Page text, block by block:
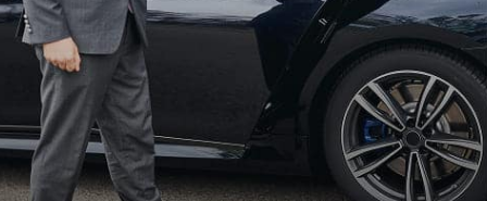
Transports inter-région
Pour vos trajets longue distance, je vous propose un service
de transport inter-régional fiable et confortable. Que ce soit
pour des raisons personnelles ou professionnelles,
bénéficiez d’un accompagnement adapté à vos besoins,
avec des trajets sûrs et sur mesure.